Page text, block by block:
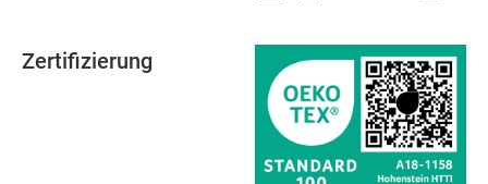
Zertifizierung